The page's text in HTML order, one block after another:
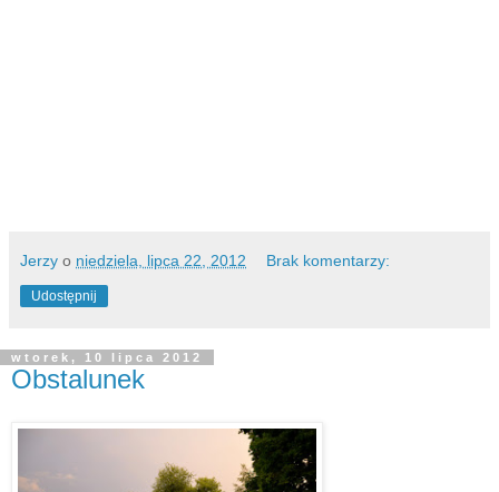
Jerzy o niedziela, lipca 22, 2012 Brak komentarzy:
Udostępnij
wtorek, 10 lipca 2012
Obstalunek